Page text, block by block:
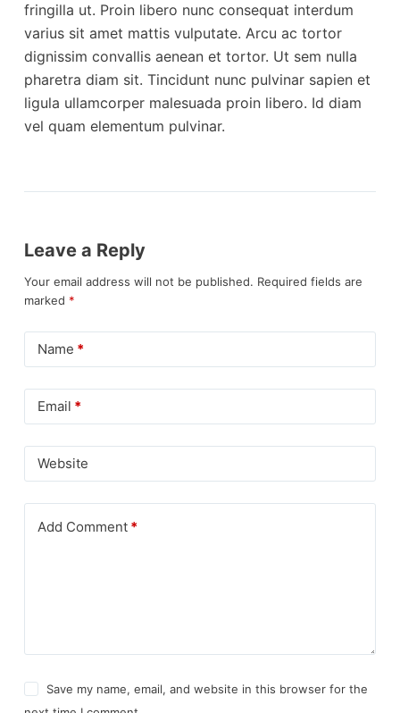
fringilla ut. Proin libero nunc consequat interdum
varius sit amet mattis vulputate. Arcu ac tortor
dignissim convallis aenean et tortor. Ut sem nulla
pharetra diam sit. Tincidunt nunc pulvinar sapien et
ligula ullamcorper malesuada proin libero. Id diam
vel quam elementum pulvinar.
Leave a Reply
Your email address will not be published. Required fields are
marked *
Name *
Email *
Website
Add Comment*
Save my name, email, and website in this browser for the